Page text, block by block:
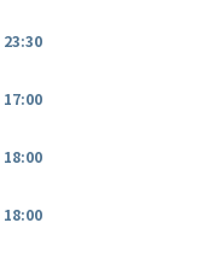
23:30
17:00
18:00
18:00